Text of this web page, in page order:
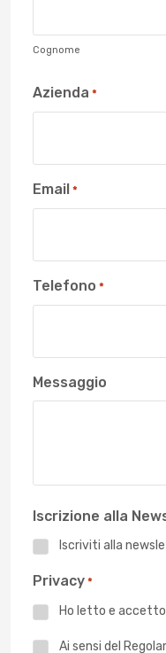
Cognome
Azienda *
Email *
Telefono *
Messaggio
Iscrizione alla
Iscriviti alla
Privacy *
Ho letto e
PrivacyAi sensi del